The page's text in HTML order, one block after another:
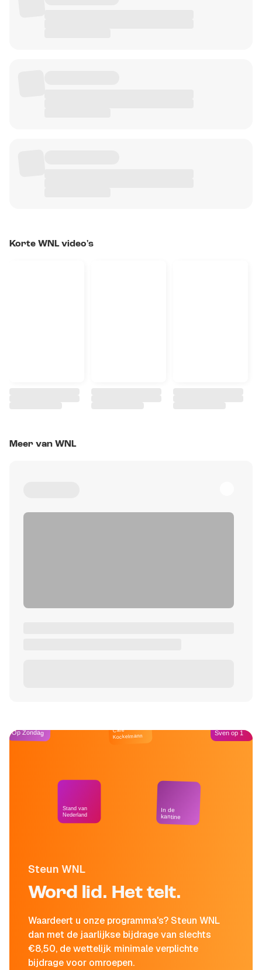
Korte WNL video's
Meer van WNL
Steun WNL
Word lid. Het telt.
Waardeert u onze programma's? Steun WNL
dan met de jaarlijkse bijdrage van slechts
€8,50, de wettelijk minimale verplichte
bijdrage voor omroepen.
Op Zondag
Stand van
Nederland
Café
Kockelmann
In de
kantine
Sven op 1